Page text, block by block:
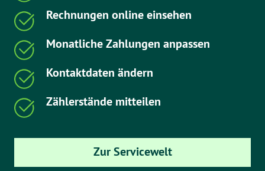
Rechnungen online einsehen
Monatliche Zahlungen anpassen
Kontaktdaten ändern
Zählerstände mitteilen
Zur Servicewelt